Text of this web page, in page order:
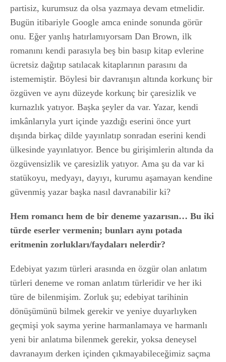
partisiz, kurumsuz da olsa yazmaya devam etmelidir.
Bugün itibariyle Google amca eninde sonunda görür
onu. Eğer yanlış hatırlamıyorsam Dan Brown, ilk
romanını kendi parasıyla beş bin basıp kitap evlerine
ücretsiz dağıtıp satılacak kitaplarının parasını da
istememiştir. Böylesi bir davranışın altında korkunç bir
özgüven ve aynı düzeyde korkunç bir çaresizlik ve
kurnazlık yatıyor. Başka şeyler da var. Yazar, kendi
imkânlarıyla yurt içinde yazdığı eserini önce yurt
dışında birkaç dilde yayınlatıp sonradan eserini kendi
ülkesinde yayınlatıyor. Bence bu girişimlerin altında da
özgüvensizlik ve çaresizlik yatıyor. Ama şu da var ki
statükoyu, medyayı, dayıyı, kurumu aşamayan kendine
güvenmiş yazar başka nasıl davranabilir ki?
Hem romancı hem de bir deneme yazarısın… Bu iki
türde eserler vermenin; bunları aynı potada
eritmenin zorlukları/faydaları nelerdir?
Edebiyat yazım türleri arasında en özgür olan anlatım
türleri deneme ve roman anlatım türleridir ve her iki
türe de bilenmişim. Zorluk şu; edebiyat tarihinin
dönüşümünü bilmek gerekir ve yeniye duyarlıyken
geçmişi yok sayma yerine harmanlamaya ve harmanlı
yeni bir anlatıma bilenmek gerekir, yoksa deneysel
davranayım derken içinden çıkmayabileceğimiz saçma